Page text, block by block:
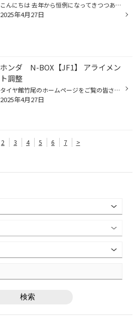
こんにちは 去年から恒例になってきつつある マンスリーイベント 今年もやっちゃいます！！ タイヤ館竹尾の マンスリーイベント！！ 第一弾は・・・ タイヤ館竹尾と言えば・・・・ そう！！(｀･ω･´) CUSCO！！！ 車高調です！！(｀･ω･´) ということで 5月１日～５月31日まで CUSCOイベントをします ...
2025年4月27日
ホンダ N-BOX【JF1】 アライメン
ト調整
タイヤ館竹尾のホームページをご覧の皆さんこんにちは！ 本日ご紹介するのはこちら↓↓↓↓↓ ホンダ N-BOX【JF1】アライメント調整です。 アライメント って何？ と思われた方、コチラ をご覧ください♪ 本日のお客様は、「縁石」に左前のタイヤを当ててしまったとのご相談でした。 幸いタイヤ＆ホイール...
2025年4月27日
2 3 4 5 6 7 >